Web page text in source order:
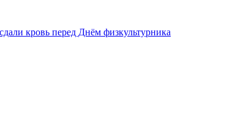
кровь перед Днём физкультурника